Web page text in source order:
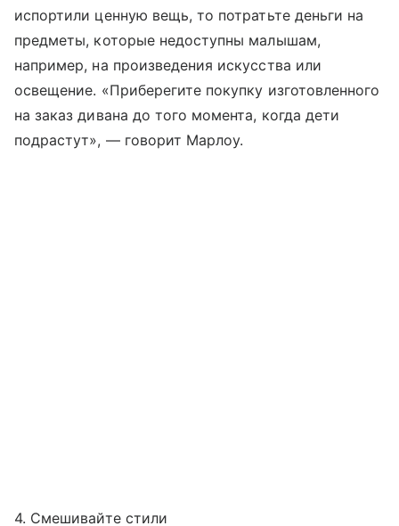
испортили ценную вещь, то потратьте деньги на
предметы, которые недоступны малышам,
например, на произведения искусства или
освещение. «Приберегите покупку изготовленного
на заказ дивана до того момента, когда дети
подрастут», — говорит Марлоу.
4. Смешивайте стили